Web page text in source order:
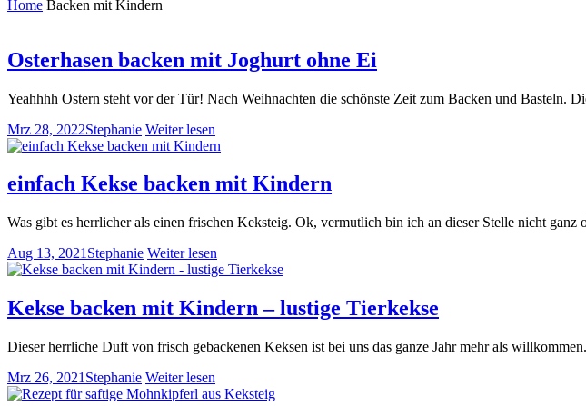
Home Backen mit Kindern
Osterhasen backen mit Joghurt ohne Ei
Yeahhhh Ostern steht vor der Tür! Nach Weihnachten die schönste Zeit zum Backen und Basteln.
Mrz 28, 2022Stephanie Weiter lesen
einfach Kekse backen mit Kindern
Was gibt es herrlicher als einen frischen Keksteig. Ok, vermutlich bin ich an dieser Stelle nicht
Aug 13, 2021 Stephanie Weiter lesen
Kekse backen mit Kindern – lustige Tierkekse
Dieser herrliche Duft von frisch gebackenen Keksen ist bei uns das ganze Jahr mehr als
Mrz 26, 2021 Stephanie Weiter lesen